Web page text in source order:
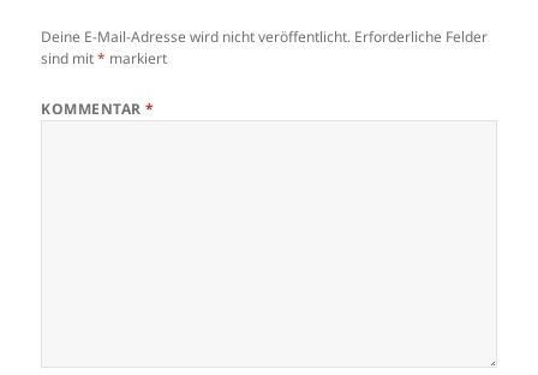
Deine E-Mail-Adresse wird nicht veröffentlicht. Erforderliche Felder
sind mit* markiert
KOMMENTAR*